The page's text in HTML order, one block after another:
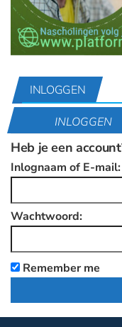
INLOGGEN
INLOGGEN
Heb je een
Inlognaam of E-mail:
Wachtwoord:
Remember me